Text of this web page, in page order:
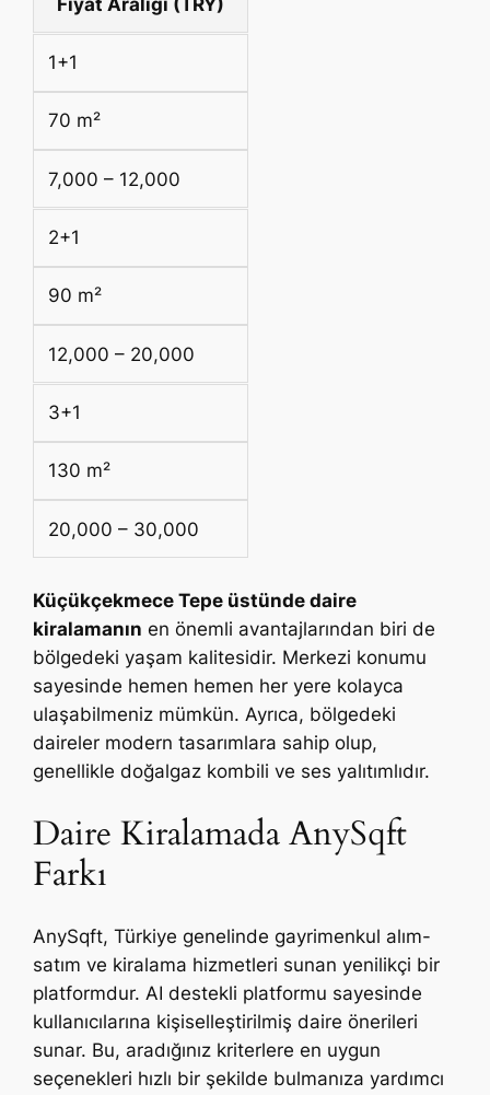
1+1
70 m²
7,000 – 12,000
2+1
90 m²
12,000 – 20,000
3+1
130 m²
20,000 – 30,000
Küçükçekmece Tepe üstünde daire
kiralamanın en önemli avantajlarından biri de
bölgedeki yaşam kalitesidir. Merkezi konumu
sayesinde hemen hemen her yere kolayca
ulaşabilmeniz mümkün. Ayrıca, bölgedeki
daireler modern tasarımlara sahip olup,
genellikle doğalgaz kombili ve ses yalıtımlıdır.
Daire Kiralamada AnySqft
Farkı
AnySqft, Türkiye genelinde gayrimenkul alım-
satım ve kiralama hizmetleri sunan yenilikçi bir
platformdur. AI destekli platformu sayesinde
kullanıcılarına kişiselleştirilmiş daire önerileri
sunar. Bu, aradığınız kriterlere en uygun
seçenekleri hızlı bir şekilde bulmanıza yardımcı